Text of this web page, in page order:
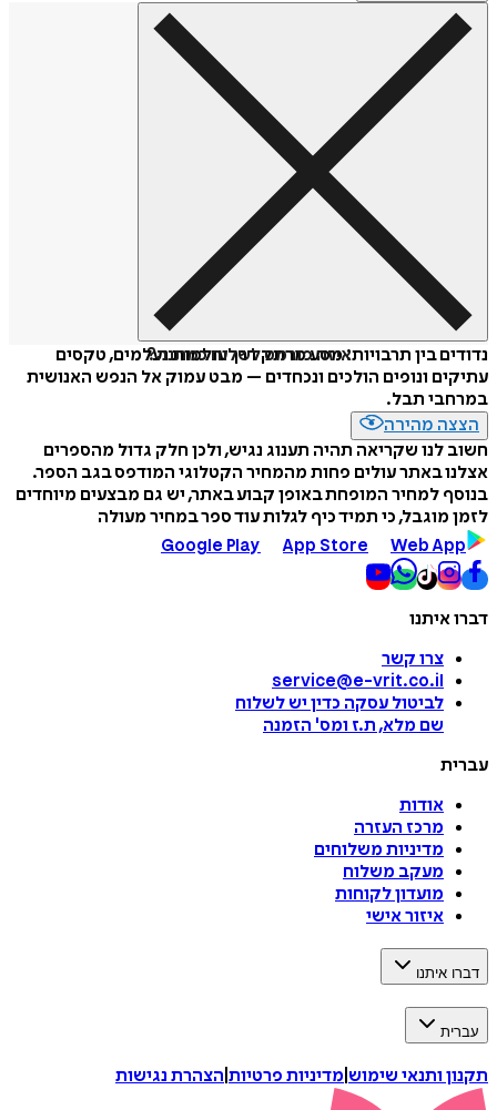
איזה פורמט לשלוח כמתנה?
נדודים בין תרבויות: מסע מרתק דרך עולמות נעלמים, טקסים
עתיקים ונופים הולכים ונכחדים – מבט עמוק אל הנפש האנושית
במרחבי תבל.
הצצה מהירה
חשוב לנו שקריאה תהיה תענוג נגיש, ולכן חלק גדול מהספרים
אצלנו באתר עולים פחות מהמחיר הקטלוגי המודפס בגב הספר.
בנוסף למחיר המופחת באופן קבוע באתר, יש גם מבצעים מיוחדים
לזמן מוגבל, כי תמיד כיף לגלות עוד ספר במחיר מעולה
Google Play
App Store Web App
דברו איתנו
צרו קשר
service@e-vrit.co.il
לביטול עסקה כדין יש לשלוח
שם מלא, ת.ז ומס' הזמנה
עברית
אודות
מרכז העזרה
מדיניות משלוחים
מעקב משלוח
מועדון לקוחות
איזור אישי
דברו איתנו
עברית
תקנון ותנאי שימוש מדיניות פרטיות הצהרת נגישות